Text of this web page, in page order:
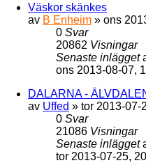
Väskor skänkes
av B Enheim » ons
0 Svar
20862 Visningar
Senaste inlägget
ons 2013-08-07,
DALARNA -
av Uffed » tor 2013-07-
0 Svar
21086 Visningar
Senaste inlägget
tor 2013-07-25,